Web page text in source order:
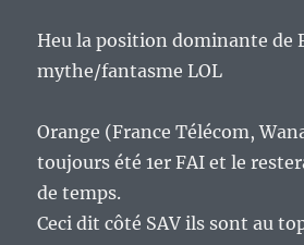
Heu la position dominante de
mythe/fantasme LOL
Orange (France Télécom,
toujours été 1er FAI et le
de temps.
Ceci dit côté SAV ils sont au